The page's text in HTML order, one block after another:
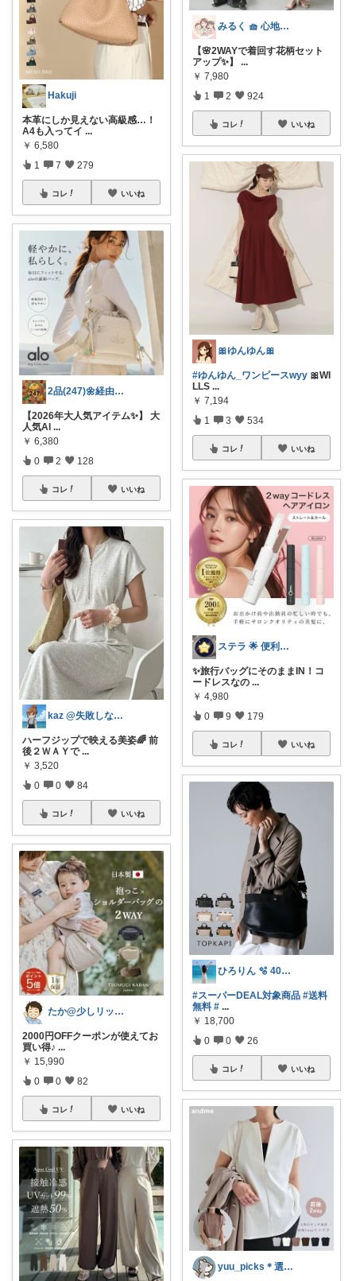
Hakuji
本革にしか見えない高級感…！
A4も入ってイ ...
￥ 6,580
1 7 279
コレ いいね
2品(247)🌼経由購入感謝です🌼
【2026年大人気アイテム✨】 大
人気Al ...
￥ 6,380
0 2 128
コレ いいね
kaz @失敗しない楽天セレクト🌿
ハーフジップで映える美姿🌈 前
後２ＷＡＹで ...
￥ 3,520
0 0 84
コレ いいね
たか@少しリッチな生活がしたいパパ
2000円OFFクーポンが使えてお
買い得♪ ...
￥ 15,990
0 0 82
コレ いいね
みるく 🧺 心地よい、上質な暮らしを
【🌸2WAYで着回す花柄セット
アップ✨】 ...
￥ 7,980
1 2 924
コレ いいね
🎀ゆんゆん🎀
#ゆんゆん_ワンピースwyy 🎀WI
LLS ...
￥ 7,194
1 3 534
コレ いいね
ステラ 🌟 便利グッズと素敵なアイテム
✨旅行バッグにそのままIN！コ
ードレスなの ...
￥ 4,980
0 9 179
コレ いいね
ひろりん 🫧 40代美容とファッション
#スーパーDEAL対象商品 #送料
無料 # ...
￥ 18,700
0 0 26
コレ いいね
yuu_picks＊選ぶ楽しみ＊